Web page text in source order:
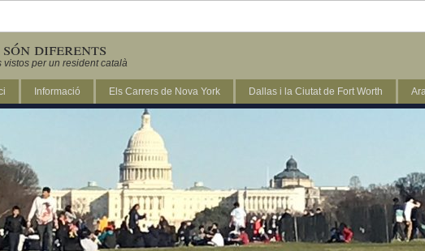
diferents
vistos per un resident català
Informació Els Carrers de Nova York Dallas i la Ciutat de Fort Worth